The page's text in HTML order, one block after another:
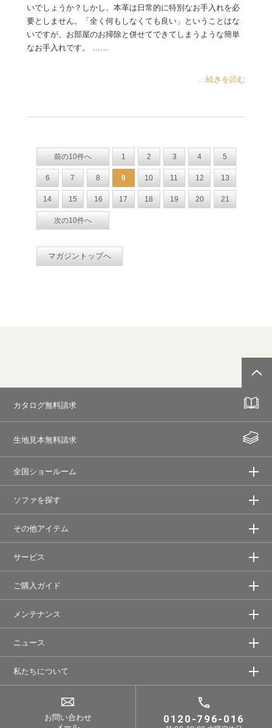
いでしょうか？しかし、本革は日常的に特別なお手入れを必
要としません。「全く何もしなくても良い」ということはな
いですが、お部屋のお掃除と併せてできてしまうような簡単
なお手入れです。 ……
...続きを読む
前の10件へ 1 2 3 4 5
6 7 8 9 10 11 12 13
14 15 16 17 18 19 20 21
次の10件へ
マガジントップへ
カタログ無料請求
生地見本無料請求
全国ショールーム
ソファを探す
その他アイテム
サービス
ご購入ガイド
メンテナンス
ニュース
私たちについて
お問い合わせ
0120-796-016